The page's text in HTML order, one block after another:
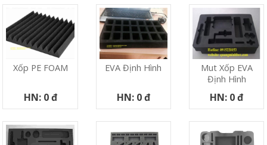
Xốp PE FOAM
HN: 0 đ
EVA Định Hình
HN: 0 đ
Mut Xốp EVA
Định Hình
HN: 0 đ